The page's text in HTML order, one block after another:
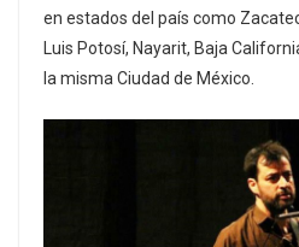
en estados del país como
Luis Potosí, Nayarit, Baja
la misma Ciudad de México.